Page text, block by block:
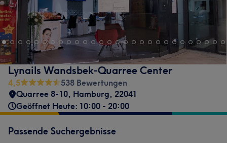
Lynails Wandsbek-Quarree Center
4,5
538 Bewertungen
Quarree 8-10, Hamburg, 22041
Geöffnet Heute: 10:00 - 20:00
Passende Suchergebnisse